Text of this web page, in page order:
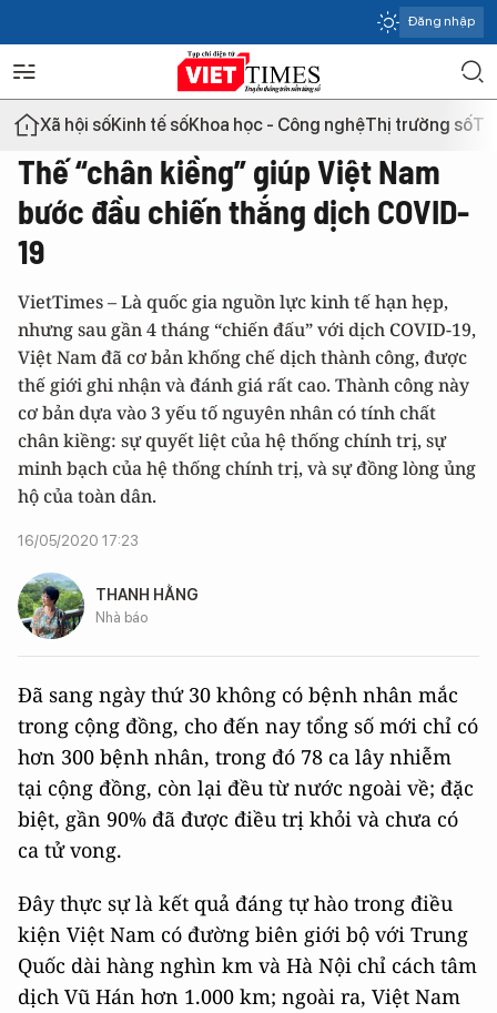
Đăng nhập
Xã hội sốKinh tế sốKhoa học - Công nghệThị trường số
Thế “chân kiềng” giúp Việt Nam
bước đầu chiến thắng dịch COVID-
19
VietTimes – Là quốc gia nguồn lực kinh tế hạn hẹp,
nhưng sau gần 4 tháng “chiến đấu” với dịch COVID-19,
Việt Nam đã cơ bản khống chế dịch thành công, được
thế giới ghi nhận và đánh giá rất cao. Thành công này
cơ bản dựa vào 3 yếu tố nguyên nhân có tính chất
chân kiềng: sự quyết liệt của hệ thống chính trị, sự
minh bạch của hệ thống chính trị, và sự đồng lòng ủng
hộ của toàn dân.
16/05/2020 17:23
THANH HẰNG
Nhà báo
Đã sang ngày thứ 30 không có bệnh nhân mắc
trong cộng đồng, cho đến nay tổng số mới chỉ có
hơn 300 bệnh nhân, trong đó 78 ca lây nhiễm
tại cộng đồng, còn lại đều từ nước ngoài về; đặc
biệt, gần 90% đã được điều trị khỏi và chưa có
ca tử vong.
Đây thực sự là kết quả đáng tự hào trong điều
kiện Việt Nam có đường biên giới bộ với Trung
Quốc dài hàng nghìn km và Hà Nội chỉ cách tâm
dịch Vũ Hán hơn 1.000 km; ngoài ra, Việt Nam